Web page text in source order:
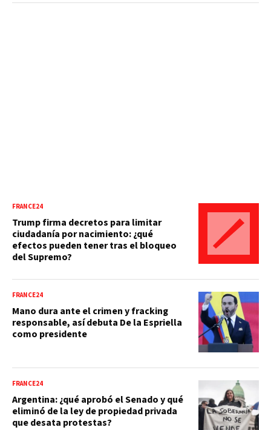
FRANCE24
Trump firma decretos para limitar
ciudadanía por nacimiento: ¿qué
efectos pueden tener tras el bloqueo
del Supremo?
FRANCE24
Mano dura ante el crimen y fracking
responsable, así debuta De la Espriella
como presidente
FRANCE24
Argentina: ¿qué aprobó el Senado y qué
eliminó de la ley de propiedad privada
que desata protestas?